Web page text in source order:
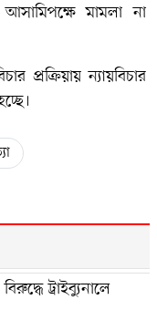
মামলা না
প্রক্রিয়ায় ন্যায়বিচার
ট্রাইব্যুনালে